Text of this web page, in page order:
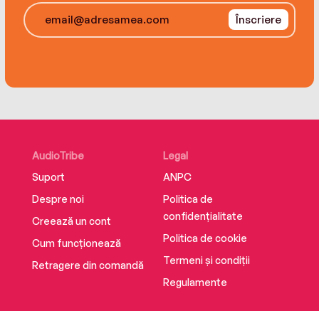
Înscriere
AudioTribe
Suport
Despre noi
Creează un cont
Cum funcționează
Retragere din comandă
Legal
ANPC
Politica de
confidențialitate
Politica de cookie
Termeni și condiții
Regulamente